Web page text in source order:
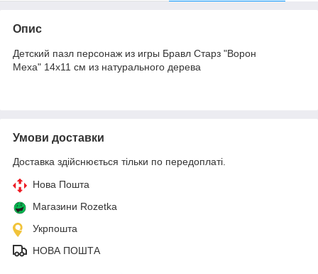
Опис
Детский пазл персонаж из игры Бравл Старз "Ворон
Меха" 14х11 см из натурального дерева
Умови доставки
Доставка здійснюється тільки по передоплаті.
Нова Пошта
Магазини Rozetka
Укрпошта
НОВА ПОШТА